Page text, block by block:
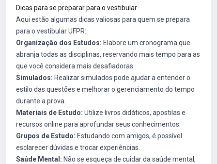
Dicas para se preparar para o vestibular
Aqui estão algumas dicas valiosas para quem se prepara
para o vestibular UFPR:
Organização dos Estudos: Elabore um cronograma que
abranja todas as disciplinas, reservando mais tempo para as
que você considera mais desafiadoras.
Simulados: Realizar simulados pode ajudar a entender o
estilo das questões e melhorar o gerenciamento do tempo
durante a prova.
Materiais de Estudo: Utilize livros didáticos, apostilas e
recursos online para aprofundar seus conhecimentos.
Grupos de Estudo: Estudando com amigos, é possível
esclarecer dúvidas e trocar experiências.
Saúde Mental: Não se esqueça de cuidar da saúde mental,